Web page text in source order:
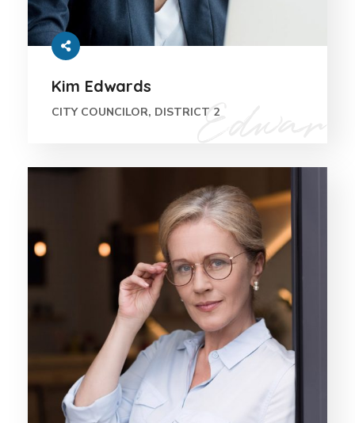
Kim Edwards
CITY COUNCILOR, DISTRICT 2